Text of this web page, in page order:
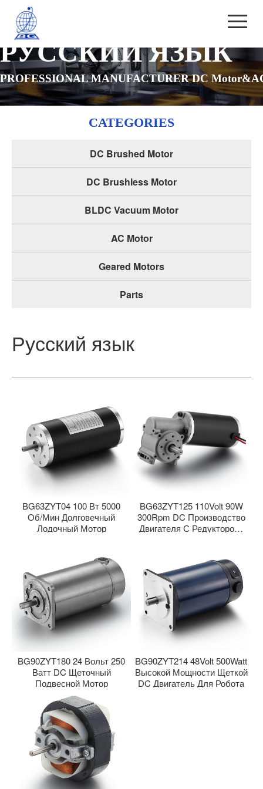
РУССКИЙ ЯЗЫК
PROFESSIONAL MANUFACTURER DC
CATEGORIES
DC Brushed Motor
DC Brushless Motor
BLDC Vacuum Motor
AC Motor
Geared Motors
Parts
Русский язык
BG63ZYT04 100 Вт 5000
Об/мин Долговечный
Лодочный Мотор
BG63ZYT125 110Volt 90W
300Rpm DC Производство
Двигателя С Редуктором-
BG90ZYT180 24 Вольт 250
Ватт DC Щеточный
Подвесной Мотор
BG90ZYT214 48Volt 500Watt
Высокой Мощности Щеткой
DC Двигатель Для Робота